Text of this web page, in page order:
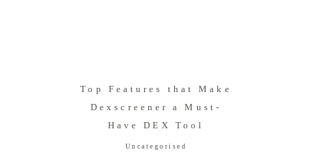
Top Features that Make
Dexscreener a Must-
Have DEX Tool
Uncategorised